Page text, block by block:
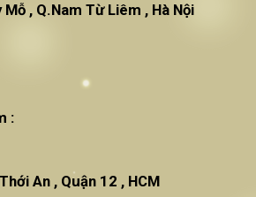
Mỗ , Q.Nam Từ Liêm , Hà Nội
:
An , Quận 12 , HCM